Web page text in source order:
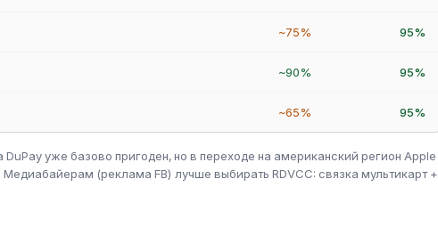
~75% 95%
~90% 95%
~65% 95%
DuPay уже базово пригоден, но в переходе на американский регион Apple
(реклама FB) лучше выбирать RDVCC: связка мультикарт +